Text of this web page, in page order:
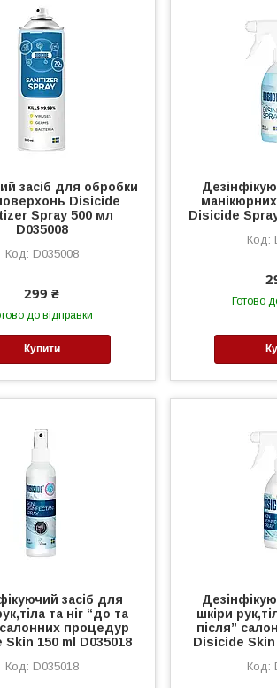
засіб для обробки
Disicide
Spray 500 мл
D035008
D035008
299 ₴
до відправки
Купити
Disicide
Готово
засіб для
та ніг “до та
салонних процедур
150 ml D035018
D035018
шкіри
після”
Disicide Skin